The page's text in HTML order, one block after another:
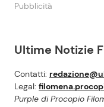
Ultime Notizie
Contatti:
Legal:
Purple di Procopio
Pubblicità